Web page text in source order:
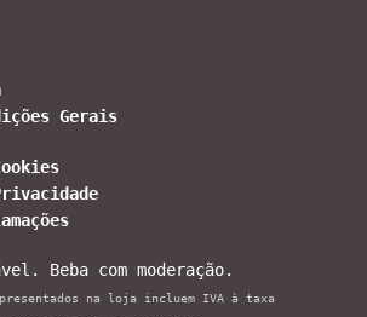
Gerais
Beba com moderação.
na loja incluem IVA à taxa